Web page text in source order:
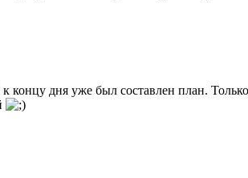
дня уже был составлен план.